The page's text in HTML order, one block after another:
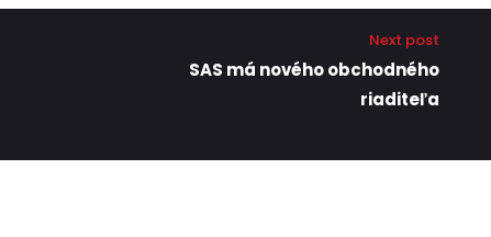
Next post
SAS má nového obchodného
riaditeľa